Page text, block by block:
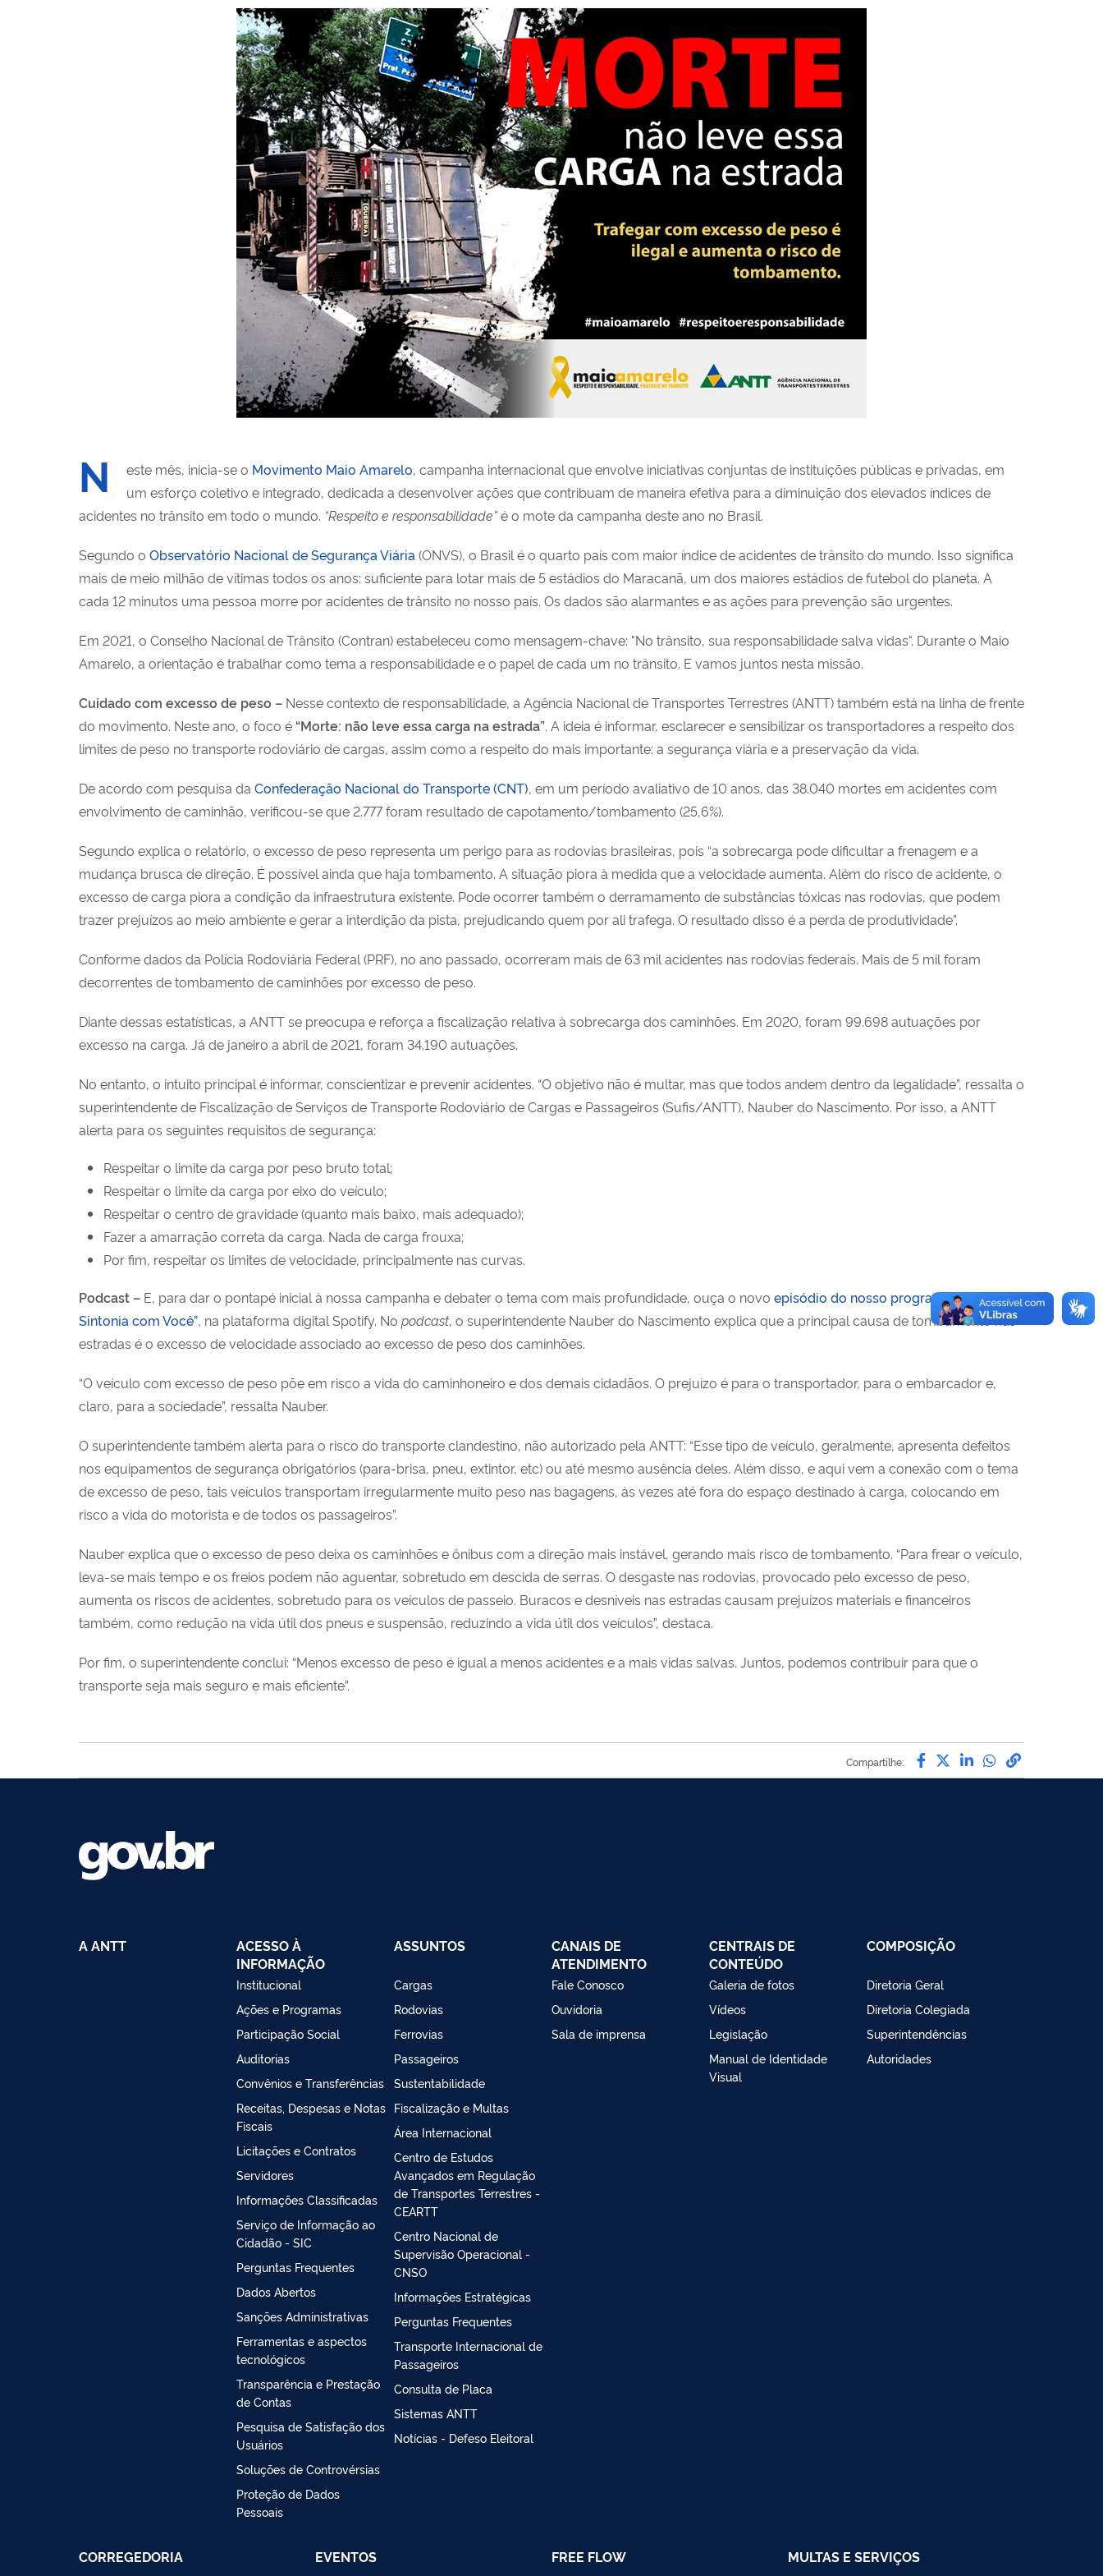
N este mês, inicia-se o Movimento Maio Amarelo, campanha internacional que envolve iniciativas conjuntas de instituições públicas e privadas, em
um esforço coletivo e integrado, dedicada a desenvolver ações que contribuam de maneira efetiva para a diminuição dos elevados índices de
acidentes no trânsito em todo o mundo. “Respeito e responsabilidade”é o mote da campanha deste ano no Brasil.
Segundo o Observatório Nacional de Segurança Viária (ONVS), o Brasil é o quarto país com maior índice de acidentes de trânsito do mundo. Isso significa
mais de meio milhão de vítimas todos os anos: suficiente para lotar mais de 5 estádios do Maracanã, um dos maiores estádios de futebol do planeta. A
cada 12 minutos uma pessoa morre por acidentes de trânsito no nosso país. Os dados são alarmantes e as ações para prevenção são urgentes.
Em 2021, o Conselho Nacional de Trânsito (Contran) estabeleceu como mensagem-chave: "No trânsito, sua responsabilidade salva vidas". Durante o Maio
Amarelo, a orientação é trabalhar como tema a responsabilidade e o papel de cada um no trânsito. E vamos juntos nesta missão.
Cuidado com excesso de peso – Nesse contexto de responsabilidade, a Agência Nacional de Transportes Terrestres (ANTT) também está na linha de frente
do movimento. Neste ano, o foco é “Morte: não leve essa carga na estrada”. A ideia é informar, esclarecer e sensibilizar os transportadores a respeito dos
limites de peso no transporte rodoviário de cargas, assim como a respeito do mais importante: a segurança viária e a preservação da vida.
De acordo com pesquisa da Confederação Nacional do Transporte (CNT), em um período avaliativo de 10 anos, das 38.040 mortes em acidentes com
envolvimento de caminhão, verificou-se que 2.777 foram resultado de capotamento/tombamento (25,6%).
Segundo explica o relatório, o excesso de peso representa um perigo para as rodovias brasileiras, pois “a sobrecarga pode dificultar a frenagem e a
mudança brusca de direção. É possível ainda que haja tombamento. A situação piora à medida que a velocidade aumenta. Além do risco de acidente, o
excesso de carga piora a condição da infraestrutura existente. Pode ocorrer também o derramamento de substâncias tóxicas nas rodovias, que podem
trazer prejuízos ao meio ambiente e gerar a interdição da pista, prejudicando quem por ali trafega. O resultado disso é a perda de produtividade”.
Conforme dados da Polícia Rodoviária Federal (PRF), no ano passado, ocorreram mais de 63 mil acidentes nas rodovias federais. Mais de 5 mil foram
decorrentes de tombamento de caminhões por excesso de peso.
Diante dessas estatísticas, a ANTT se preocupa e reforça a fiscalização relativa à sobrecarga dos caminhões. Em 2020, foram 99.698 autuações por
excesso na carga. Já de janeiro a abril de 2021, foram 34.190 autuações.
No entanto, o intuito principal é informar, conscientizar e prevenir acidentes. “O objetivo não é multar, mas que todos andem dentro da legalidade”, ressalta o
superintendente de Fiscalização de Serviços de Transporte Rodoviário de Cargas e Passageiros (Sufis/ANTT), Nauber do Nascimento. Por isso, a ANTT
alerta para os seguintes requisitos de segurança:
Respeitar o limite da carga por peso bruto total;
Respeitar o limite da carga por eixo do veículo;
Respeitar o centro de gravidade (quanto mais baixo, mais adequado);
Fazer a amarração correta da carga. Nada de carga frouxa;
Por fim, respeitar os limites de velocidade, principalmente nas curvas.
Podcast – E, para dar o pontapé inicial à nossa campanha e debater o tema com mais profundidade, ouça o novo episódio do nosso programa “ANTT em
Sintonia com Você”, na plataforma digital Spotify. No podcast, o superintendente Nauber do Nascimento explica que a principal causa de tombamento nas
estradas é o excesso de velocidade associado ao excesso de peso dos caminhões.
“O veículo com excesso de peso põe em risco a vida do caminhoneiro e dos demais cidadãos. O prejuízo é para o transportador, para o embarcador e,
claro, para a sociedade”, ressalta Nauber.
O superintendente também alerta para o risco do transporte clandestino, não autorizado pela ANTT: “Esse tipo de veículo, geralmente, apresenta defeitos
nos equipamentos de segurança obrigatórios (para-brisa, pneu, extintor, etc) ou até mesmo ausência deles. Além disso, e aqui vem a conexão com o tema
de excesso de peso, tais veículos transportam irregularmente muito peso nas bagagens, às vezes até fora do espaço destinado à carga, colocando em
risco a vida do motorista e de todos os passageiros”.
Nauber explica que o excesso de peso deixa os caminhões e ônibus com a direção mais instável, gerando mais risco de tombamento. “Para frear o veículo,
leva-se mais tempo e os freios podem não aguentar, sobretudo em descida de serras. O desgaste nas rodovias, provocado pelo excesso de peso,
aumenta os riscos de acidentes, sobretudo para os veículos de passeio. Buracos e desníveis nas estradas causam prejuízos materiais e financeiros
também, como redução na vida útil dos pneus e suspensão, reduzindo a vida útil dos veículos”, destaca.
Por fim, o superintendente conclui: “Menos excesso de peso é igual a menos acidentes e a mais vidas salvas. Juntos, podemos contribuir para que o
transporte seja mais seguro e mais eficiente”.
Compartilhe: Compartilhe por
Compartilhe por
Compartilhe por
Compartilhe
link para
A ANTT
ACESSO À
INFORMAÇÃO
Institucional
Ações e Programas
Participação Social
Auditorias
Convênios e Transferências
Receitas, Despesas e Notas
Fiscais
Licitações e Contratos
Servidores
Informações Classificadas
Serviço de Informação ao
Cidadão - SIC
Perguntas Frequentes
Dados Abertos
Sanções Administrativas
Ferramentas e aspectos
tecnológicos
Transparência e Prestação
de Contas
Pesquisa de Satisfação dos
Usuários
Soluções de Controvérsias
Proteção de Dados
Pessoais
ASSUNTOS
Cargas
Rodovias
Ferrovias
Passageiros
Sustentabilidade
Fiscalização e Multas
Área Internacional
Centro de Estudos
Avançados em Regulação
de Transportes Terrestres -
CEARTT
Centro Nacional de
Supervisão Operacional -
CNSO
Informações Estratégicas
Perguntas Frequentes
Transporte Internacional de
Passageiros
Consulta de Placa
Sistemas ANTT
Notícias - Defeso Eleitoral
CANAIS DE
ATENDIMENTO
Fale Conosco
Ouvidoria
Sala de imprensa
CENTRAIS DE
CONTEÚDO
Galeria de fotos
Vídeos
Legislação
Manual de Identidade
Visual
COMPOSIÇÃO
Diretoria Geral
Diretoria Colegiada
Superintendências
Autoridades
CORREGEDORIA EVENTOS FREE FLOW MULTAS E SERVIÇOS